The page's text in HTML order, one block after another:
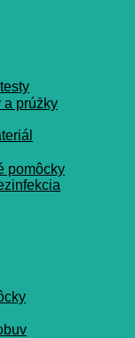
a prúžky
pomôcky